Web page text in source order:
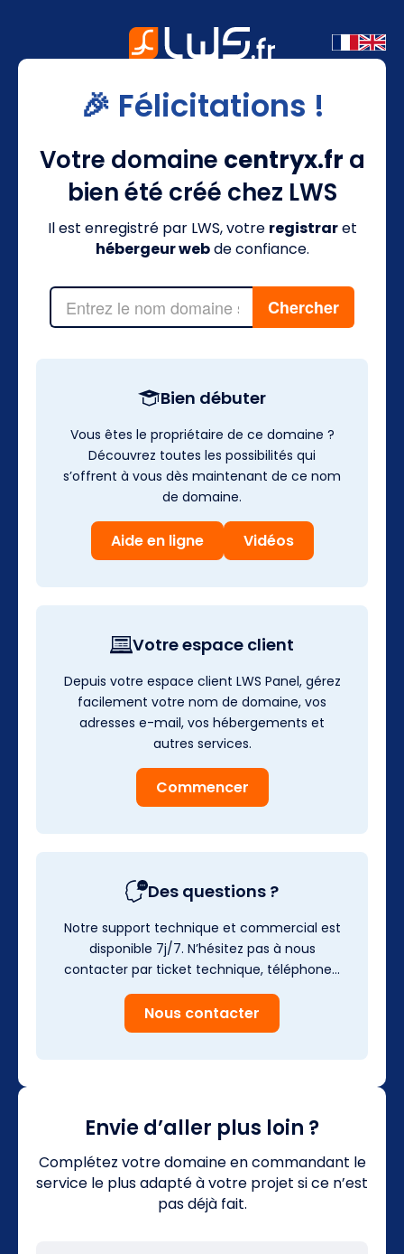
🎉 Félicitations !
Votre domaine centryx.fr a
bien été créé chez LWS
Il est enregistré par LWS, votre registraret
hébergeur webde confiance.
Bien débuter
Vous êtes le propriétaire de ce domaine ?
Découvrez toutes les possibilités qui
s’offrent à vous dès maintenant de ce nom
de domaine.
Aide en ligne Vidéos
Votre espace client
Depuis votre espace client LWS Panel, gérez
facilement votre nom de domaine, vos
adresses e-mail, vos hébergements et
autres services.
Commencer
Des questions ?
Notre support technique et commercial est
disponible 7j/7. N’hésitez pas à nous
contacter par ticket technique, téléphone…
Nous contacter
Envie d’aller plus loin ?
Complétez votre domaine en commandant le
service le plus adapté à votre projet si ce n’est
pas déjà fait.